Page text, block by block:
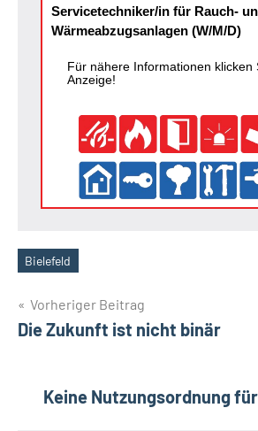
Servicetechniker/in für Rauch-
Wärmeabzugsanlagen (W/M/D)
Für nähere Informationen klicken
Anzeige!
Schlagwörter
Bielefeld
Beitragsnavigation
Vorheriger Beitrag
Die Zukunft ist nicht binär
Keine Nutzungsordnung